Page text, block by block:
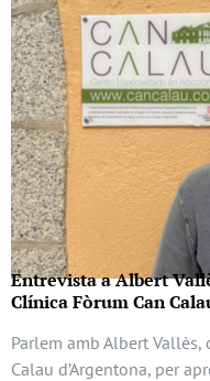
Entrevista a Albert
Clínica Fòrum Can
Parlem amb Albert
Calau d’Argentona, per